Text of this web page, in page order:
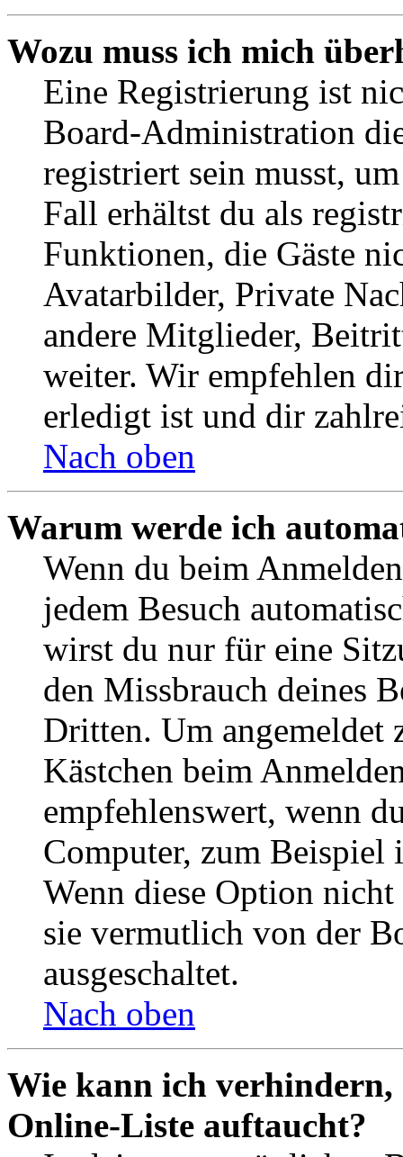
Wozu muss ich mich
Eine Registrierung ist
Board-Administration
registriert sein musst,
Fall erhältst du als
Funktionen, die Gäste
Avatarbilder, Private
andere Mitglieder,
weiter. Wir empfehlen
erledigt ist und dir
Nach oben
Warum werde ich
Wenn du beim
jedem Besuch
wirst du nur für eine
den Missbrauch deines
Dritten. Um angemeldet
Kästchen beim
empfehlenswert, wenn
Computer, zum Beispiel
Wenn diese Option
sie vermutlich von der
ausgeschaltet.
Nach oben
Wie kann ich verhindern,
Online-Liste auftaucht?